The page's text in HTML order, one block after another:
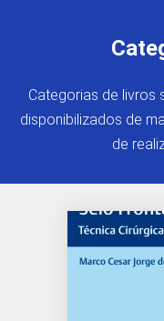
Categorias de livros
disponibilizados de
de